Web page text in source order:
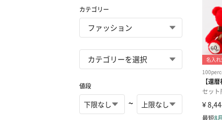
カテゴリー
値段
~